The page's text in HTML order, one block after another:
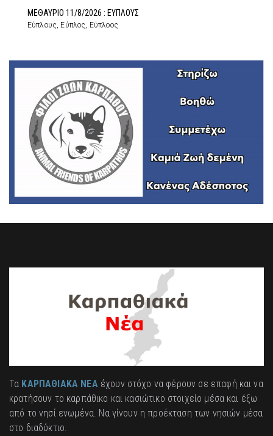
ΜΕΘΑΥΡΙΟ 11/8/2026 : ΕΥΠΛΟΥΣ
Εύπλους, Εύπλος, Εύπλοος
Τα ΚΑΡΠΑΘΙΑΚΑ ΝΕΑέχουν στόχο να φέρουν σε επαφή και να
κρατήσουν το καρπάθικο και κασιώτικο στοιχείο μέσα και έξω
από το νησί ενωμένα. Να γίνουν η προέκταση των νησιών μέσα
στο διαδύκτιο.